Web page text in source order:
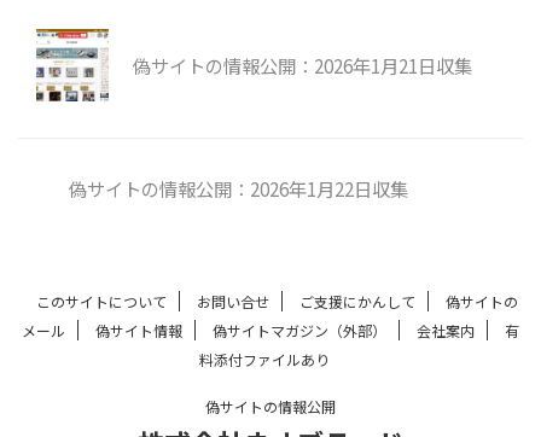
偽サイトの情報公開：2026年1月21日収集
偽サイトの情報公開：2026年1月22日収集
このサイトについて お問い合せ ご支援にかんして
偽サイトの
メール
偽サイト情報 偽サイトマガジン（外部） 会社案内
有
料添付ファイルあり
偽サイトの情報公開